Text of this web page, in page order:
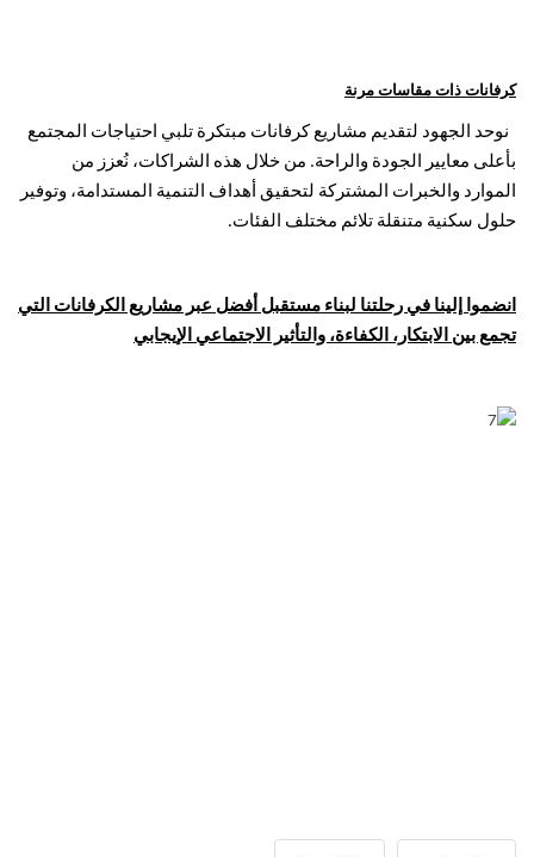
كرفانات ذات مقاسات مرنة
نوحد الجهود لتقديم مشاريع كرفانات مبتكرة تلبي احتياجات المجتمع
بأعلى معايير الجودة والراحة. من خلال هذه الشراكات، نُعزز من
الموارد والخبرات المشتركة لتحقيق أهداف التنمية المستدامة، وتوفير
حلول سكنية متنقلة تلائم مختلف الفئات.
انضموا إلينا في رحلتنا لبناء مستقبل أفضل عبر مشاريع الكرفانات التي
تجمع بين الابتكار، الكفاءة، والتأثير الاجتماعي الإيجابي